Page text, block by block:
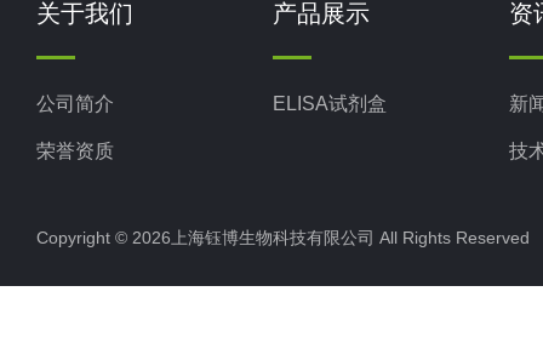
关于我们
公司简介
荣誉资质
产品展示
ELISA试剂盒
资
新
技
Copyright © 2026上海钰博生物科技有限公司 All Rights